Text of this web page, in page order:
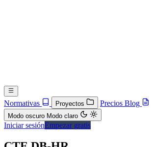
Normativas Proyectos Precios Blog
Modo oscuro Modo claro
Iniciar sesiónEmpezar gratis